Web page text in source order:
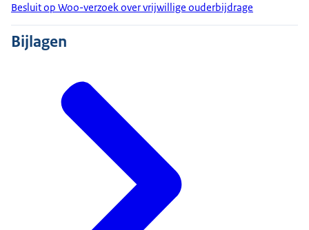
Besluit op Woo-verzoek over vrijwillige ouderbijdrage
Bijlagen